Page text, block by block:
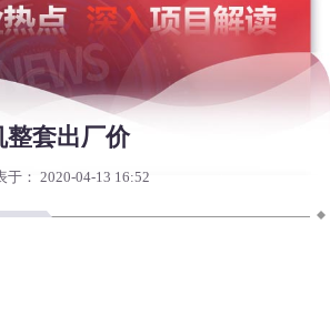
整套出厂价
于： 2020-04-13 16:52